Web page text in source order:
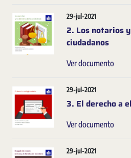
29-jul-2021
2. Los notarios
ciudadanos
Ver documento
29-jul-2021
3. El derecho a
Ver documento
29-jul-2021